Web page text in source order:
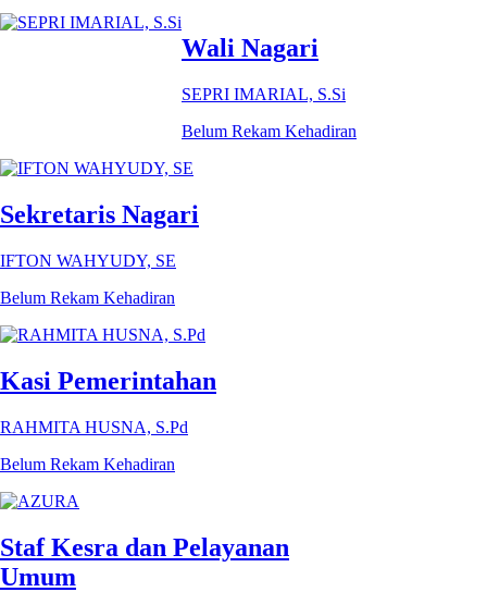
Wali Nagari
SEPRI IMARIAL, S.Si
Belum Rekam Kehadiran
Sekretaris Nagari
IFTON WAHYUDY, SE
Belum Rekam Kehadiran
Kasi Pemerintahan
RAHMITA HUSNA, S.Pd
Belum Rekam Kehadiran
Staf Kesra dan Pelayanan
Umum